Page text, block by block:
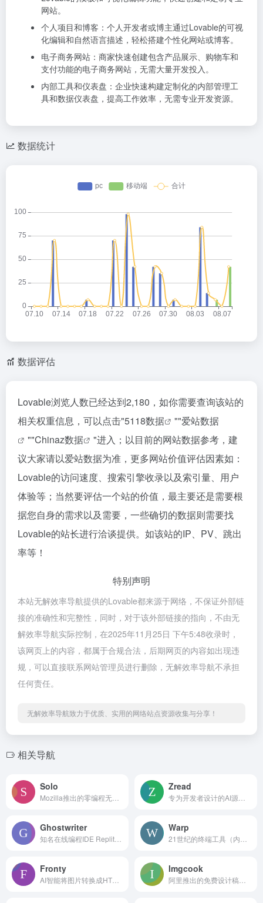
网站。
个人项目和博客：个人开发者或博主通过Lovable的可视
化编辑和自然语言描述，轻松搭建个性化网站或博客。
电子商务网站：商家快速创建包含产品展示、购物车和
支付功能的电子商务网站，无需大量开发投入。
内部工具和仪表盘：企业快速构建定制化的内部管理工
具和数据仪表盘，提高工作效率，无需专业开发资源。
数据统计
数据评估
Lovable浏览人数已经达到2,180，如你需要查询该站的
相关权重信息，可以点击"5118数据 ""爱站数据
""Chinaz数据
"进入；以目前的网站数据参考，建
议大家请以爱站数据为准，更多网站价值评估因素如：
Lovable的访问速度、搜索引擎收录以及索引量、用户
体验等；当然要评估一个站的价值，最主要还是需要根
据您自身的需求以及需要，一些确切的数据则需要找
Lovable的站长进行洽谈提供。如该站的IP、PV、跳出
率等！
特别声明
本站无解效率导航提供的Lovable都来源于网络，不保证外部链
接的准确性和完整性，同时，对于该外部链接的指向，不由无
解效率导航实际控制，在2025年11月25日 下午5:48收录时，
该网页上的内容，都属于合规合法，后期网页的内容如出现违
规，可以直接联系网站管理员进行删除，无解效率导航不承担
任何责任。
无解效率导航致力于优质、实用的网络站点资源收集与分享！
相关导航
Solo Zread
Ghostwriter Warp
Fronty Imgcook